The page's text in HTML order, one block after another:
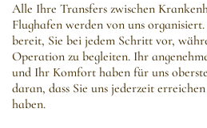
Alle Ihre Transfers zwischen
Flughafen werden von uns
bereit, Sie bei jedem Schritt vor,
Operation zu begleiten. Ihr
und Ihr Komfort haben für uns
daran, dass Sie uns jederzeit
haben.